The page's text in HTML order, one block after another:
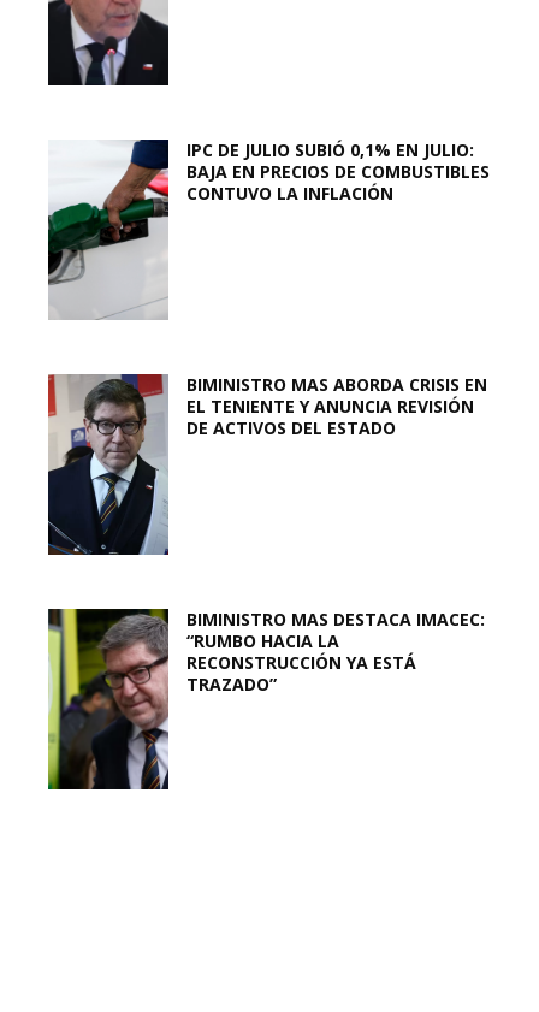
IPC DE JULIO SUBIÓ 0,1% EN JULIO:
BAJA EN PRECIOS DE COMBUSTIBLES
CONTUVO LA INFLACIÓN
BIMINISTRO MAS ABORDA CRISIS EN
EL TENIENTE Y ANUNCIA REVISIÓN
DE ACTIVOS DEL ESTADO
BIMINISTRO MAS DESTACA IMACEC:
“RUMBO HACIA LA
RECONSTRUCCIÓN YA ESTÁ
TRAZADO”